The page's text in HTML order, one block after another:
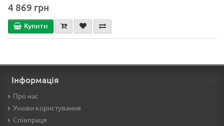
4 869 грн
Купити
Інформація
Про нас
Умови користування
Співпраця